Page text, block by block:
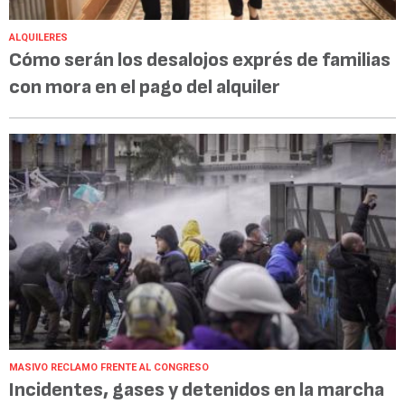
ALQUILERES
Cómo serán los desalojos exprés de familias
con mora en el pago del alquiler
MASIVO RECLAMO FRENTE AL CONGRESO
Incidentes, gases y detenidos en la marcha